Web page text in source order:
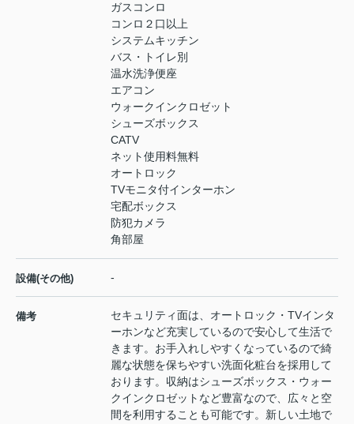
ガスコンロ
コンロ２口以上
システムキッチン
バス・トイレ別
温水洗浄便座
エアコン
ウォークインクロゼット
シューズボックス
CATV
ネット使用料無料
オートロック
TVモニタ付インターホン
宅配ボックス
防犯カメラ
角部屋
設備(その他) -
備考
セキュリティ面は、オートロック・TVインタ
ーホンなど充実しているので安心して生活で
きます。お手入れしやすくなっているので綺
麗な状態を保ちやすい洗面化粧台を採用して
おります。収納はシューズボックス・ウォー
クインクロゼットなど豊富なので、広々と空
間を利用することも可能です。新しい土地で